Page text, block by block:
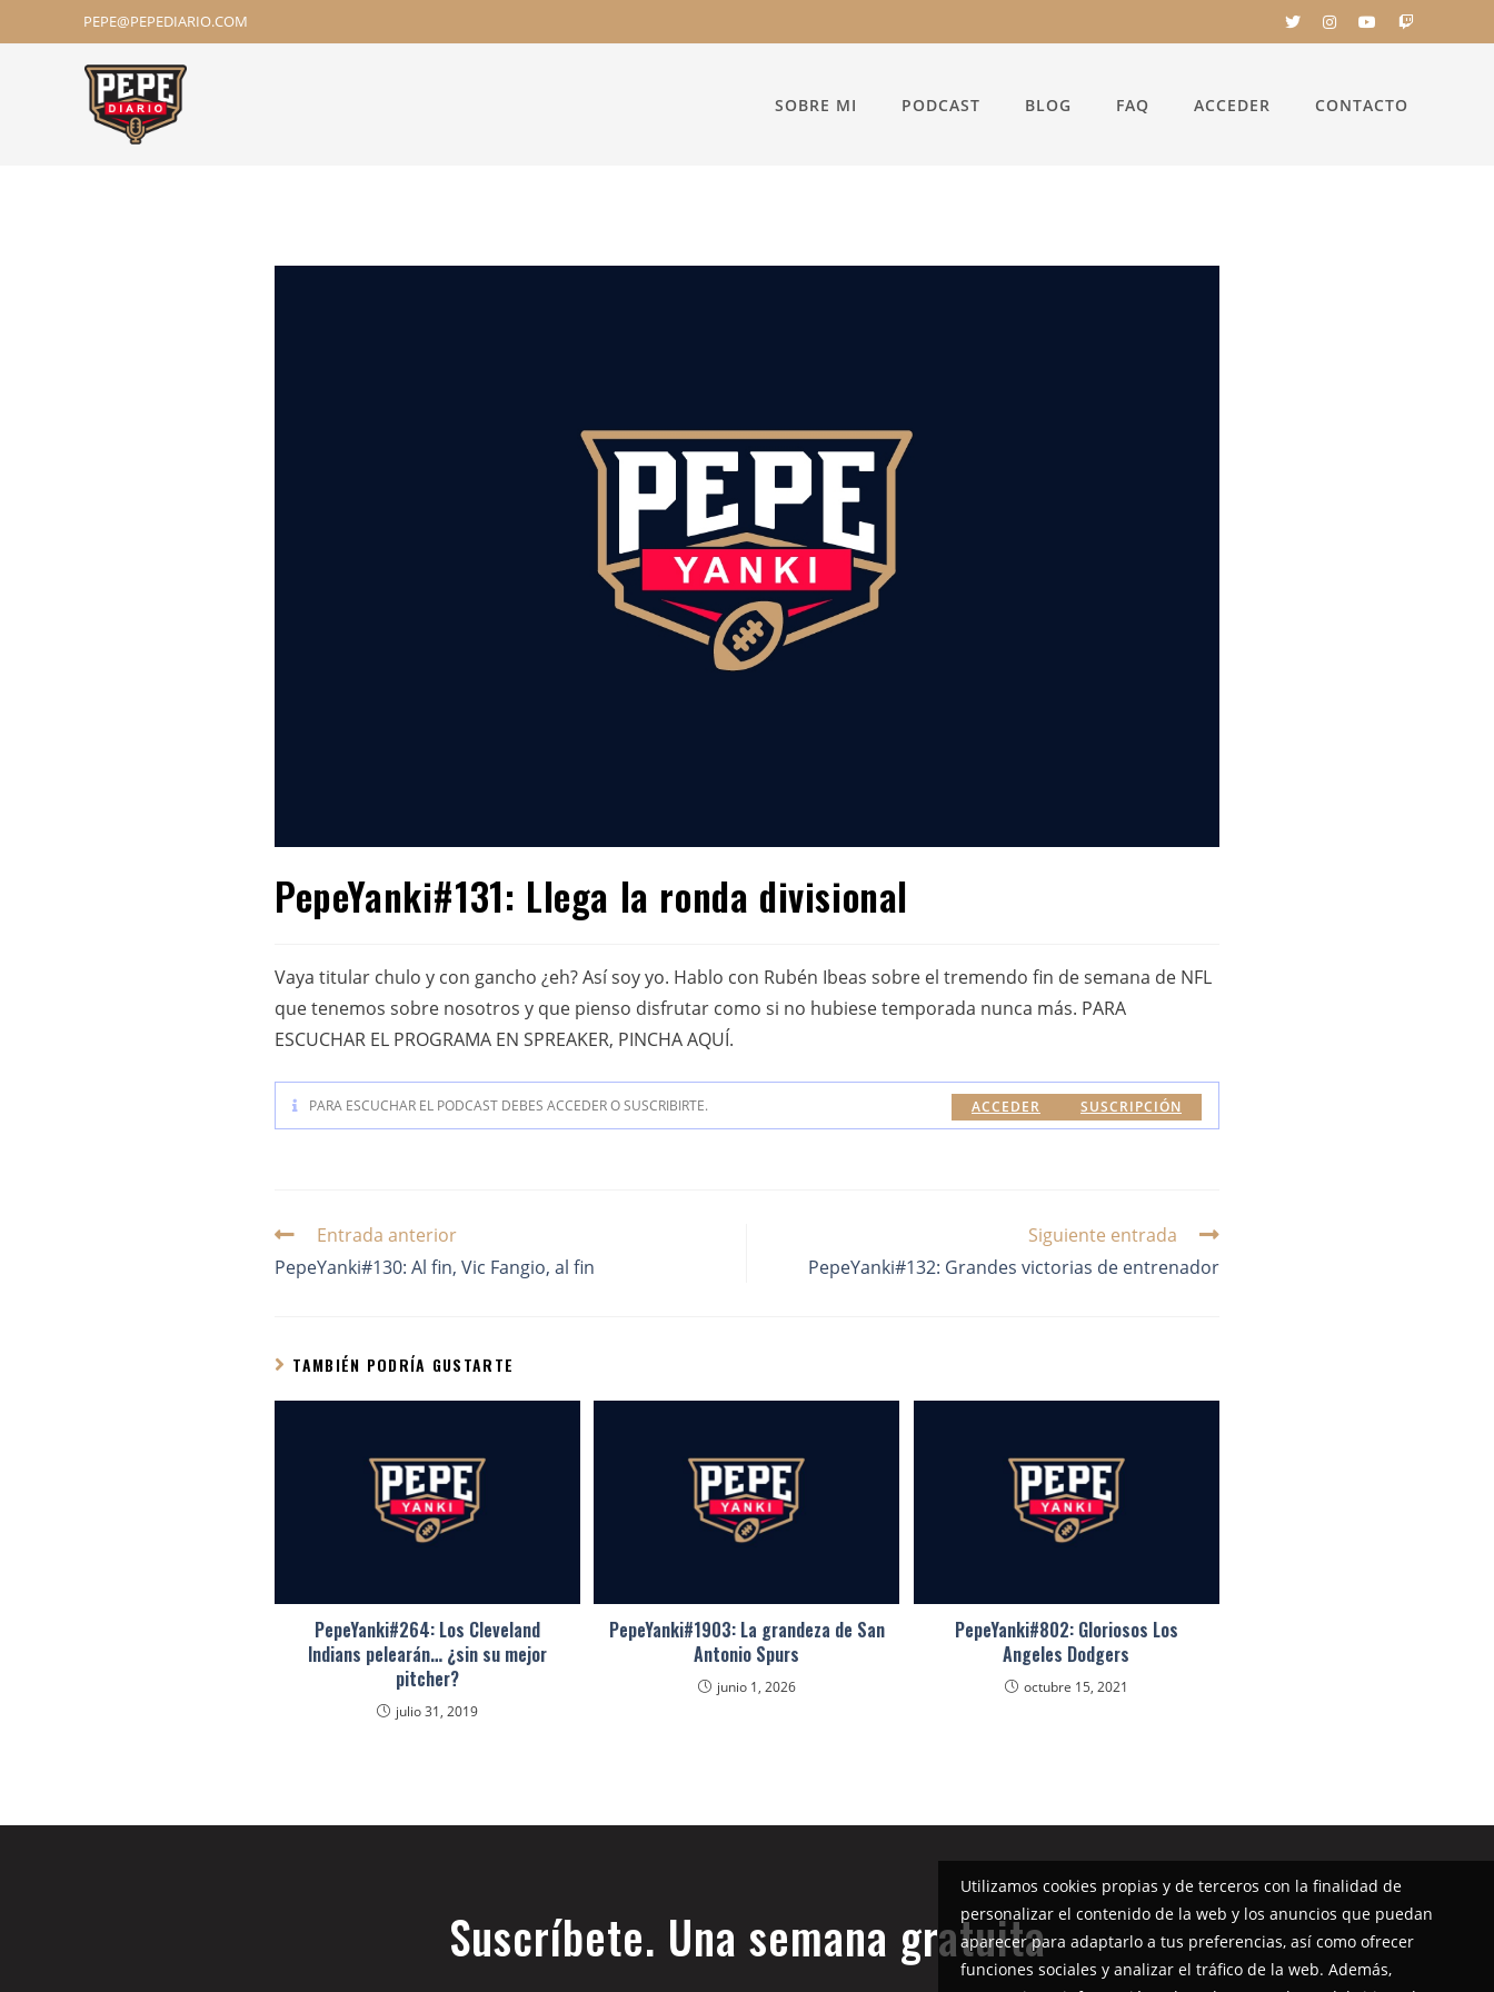
PEPE@PEPEDIARIO.COM
SOBRE MI PODCAST BLOG FAQ ACCEDER CONTACTO
PepeYanki#131: Llega la ronda divisional
Vaya titular chulo y con gancho ¿eh? Así soy yo. Hablo con Rubén Ibeas sobre el tremendo fin de semana de NFL
que tenemos sobre nosotros y que pienso disfrutar como si no hubiese temporada nunca más. PARA
ESCUCHAR EL PROGRAMA EN SPREAKER, PINCHA AQUÍ.
PARA ESCUCHAR EL PODCAST DEBES ACCEDER O SUSCRIBIRTE. SUSCRIPCIÓN
ACCEDER
Entrada anterior
PepeYanki#130: Al fin, Vic Fangio, al fin
Siguiente entrada
PepeYanki#132: Grandes victorias de entrenador
TAMBIÉN PODRÍA GUSTARTE
PepeYanki#264: Los Cleveland
Indians pelearán… ¿sin su mejor
pitcher?
julio 31, 2019
PepeYanki#1903: La grandeza de San
Antonio Spurs
junio 1, 2026
PepeYanki#802: Gloriosos Los
Angeles Dodgers
octubre 15, 2021
Suscríbete. Una semana gratuita
Utilizamos cookies propias y de terceros con la finalidad de
personalizar el contenido de la web y los anuncios que puedan
aparecer para adaptarlo a tus preferencias, así como ofrecer
funciones sociales y analizar el tráfico de la web. Además,